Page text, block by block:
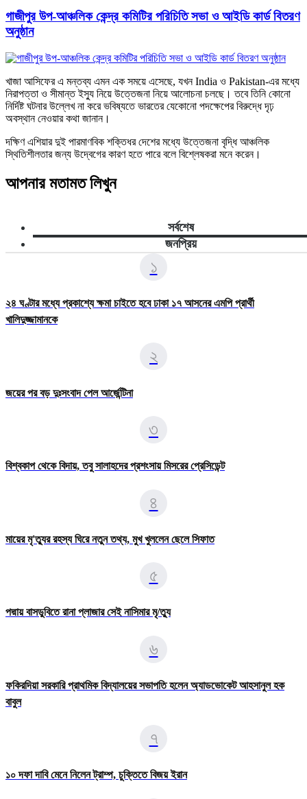
গাজীপুর উপ-আঞ্চলিক কেন্দ্র কমিটির পরিচিতি সভা ও আইডি কার্ড বিতরণ
অনুষ্ঠান
খাজা আসিফের এ মন্তব্য এমন এক সময়ে এসেছে, যখন India ও Pakistan-এর মধ্যে
নিরাপত্তা ও সীমান্ত ইস্যু নিয়ে উত্তেজনা নিয়ে আলোচনা চলছে। তবে তিনি কোনো
নির্দিষ্ট ঘটনার উল্লেখ না করে ভবিষ্যতে ভারতের যেকোনো পদক্ষেপের বিরুদ্ধে দৃঢ়
অবস্থান নেওয়ার কথা জানান।
দক্ষিণ এশিয়ার দুই পারমাণবিক শক্তিধর দেশের মধ্যে উত্তেজনা বৃদ্ধি আঞ্চলিক
স্থিতিশীলতার জন্য উদ্বেগের কারণ হতে পারে বলে বিশ্লেষকরা মনে করেন।
আপনার মতামত লিখুন
সর্বশেষ
জনপ্রিয়
১
২৪ ঘণ্টার মধ্যে প্রকাশ্যে ক্ষমা চাইতে হবে ঢাকা ১৭ আসনের এমপি প্রার্থী
খালিদুজ্জামানকে
২
জয়ের পর বড় দুঃসংবাদ পেল আর্জেন্টিনা
৩
বিশ্বকাপ থেকে বিদায়, তবু সালাহদের প্রশংসায় মিসরের প্রেসিডেন্ট
৪
মায়ের মৃ'ত্যুর রহস্য ঘিরে নতুন তথ্য, মুখ খুললেন ছেলে সিফাত
৫
পদ্মায় বাসডুবিতে রানা প্লাজার সেই নাসিমার মৃ/ত্যু
৬
ফকিরদিয়া সরকারি প্রাথমিক বিদ্যালয়ের সভাপতি হলেন অ্যাডভোকেট আহসানুল হক
বাবুল
৭
১০ দফা দাবি মেনে নিলেন ট্রাম্প, চুক্তিতে বিজয় ইরান